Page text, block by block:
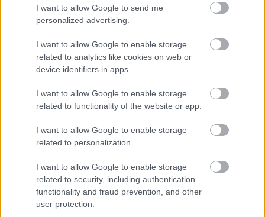
I want to allow Google to send me
personalized advertising.
I want to allow Google to enable storage
related to analytics like cookies on web or
device identifiers in apps.
I want to allow Google to enable storage
related to functionality of the website or app.
I want to allow Google to enable storage
related to personalization.
I want to allow Google to enable storage
related to security, including authentication
functionality and fraud prevention, and other
user protection.
EGÉSZSÉGIPAR egy órája